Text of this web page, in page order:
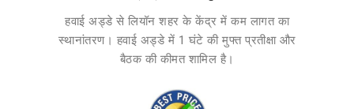
हवाई अड्डे से लियॉन शहर के केंद्र में कम लागत का
स्थानांतरण। हवाई अड्डे में 1 घंटे की मुफ्त प्रतीक्षा और
बैठक की कीमत शामिल है।